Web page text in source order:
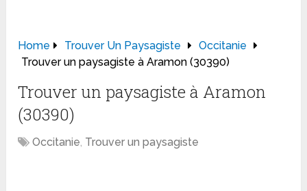
Home Trouver Un Paysagiste
Occitanie
Trouver un paysagiste à Aramon (30390)
Trouver un paysagiste à Aramon
(30390)
Occitanie, Trouver un paysagiste